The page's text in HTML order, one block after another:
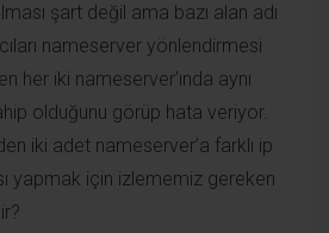
farklı ip ataması
gereken yol nedir?
takip ederken farklı ip
ama sanki sunucuda farklı
gibi hissediyorum.
olmasının sebebi,
veremediğinde bir diğerinin